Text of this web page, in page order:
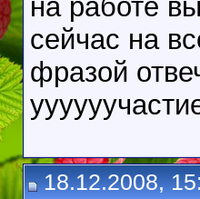
на работе
сейчас на
фразой
18.12.2008,